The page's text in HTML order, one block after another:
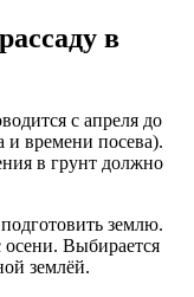
в
с апреля до
и времени посева).
в грунт должно
землю.
осени. Выбирается
землёй.